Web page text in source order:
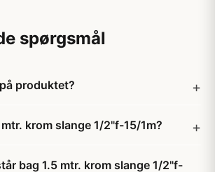
spørgsmål
produktet?
krom slange 1/2"f-15/1m?
bag 1.5 mtr. krom slange 1/2"f-